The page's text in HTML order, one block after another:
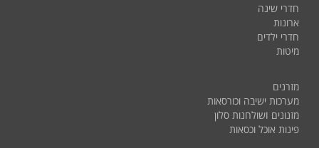
חדרי שינה
ארונות
חדרי ילדים
מיטות
מזרנים
מערכות ישיבה וכורסאות
מזנונים ושולחנות סלון
פינות אוכל וכסאות